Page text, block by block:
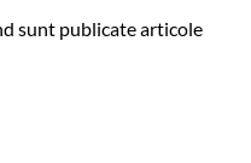
sunt publicate articole